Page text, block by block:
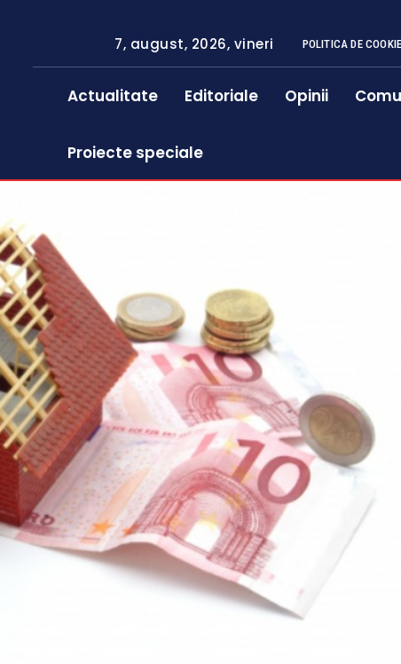
7, august, 2026, vineri POLITICA DE
Actualitate Editoriale Opinii
Proiecte speciale